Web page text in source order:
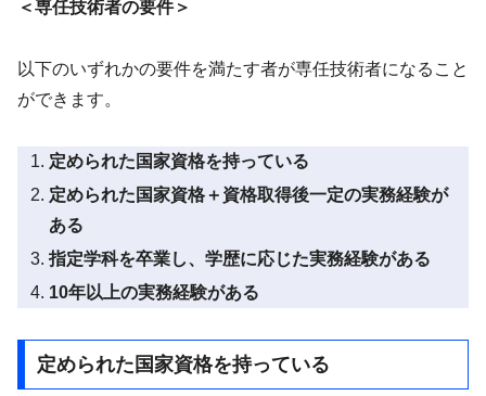
＜専任技術者の要件＞
以下のいずれかの要件を満たす者が専任技術者になること
ができます。
定められた国家資格を持っている
定められた国家資格＋資格取得後一定の実務経験が
ある
指定学科を卒業し、学歴に応じた実務経験がある
10年以上の実務経験がある
定められた国家資格を持っている